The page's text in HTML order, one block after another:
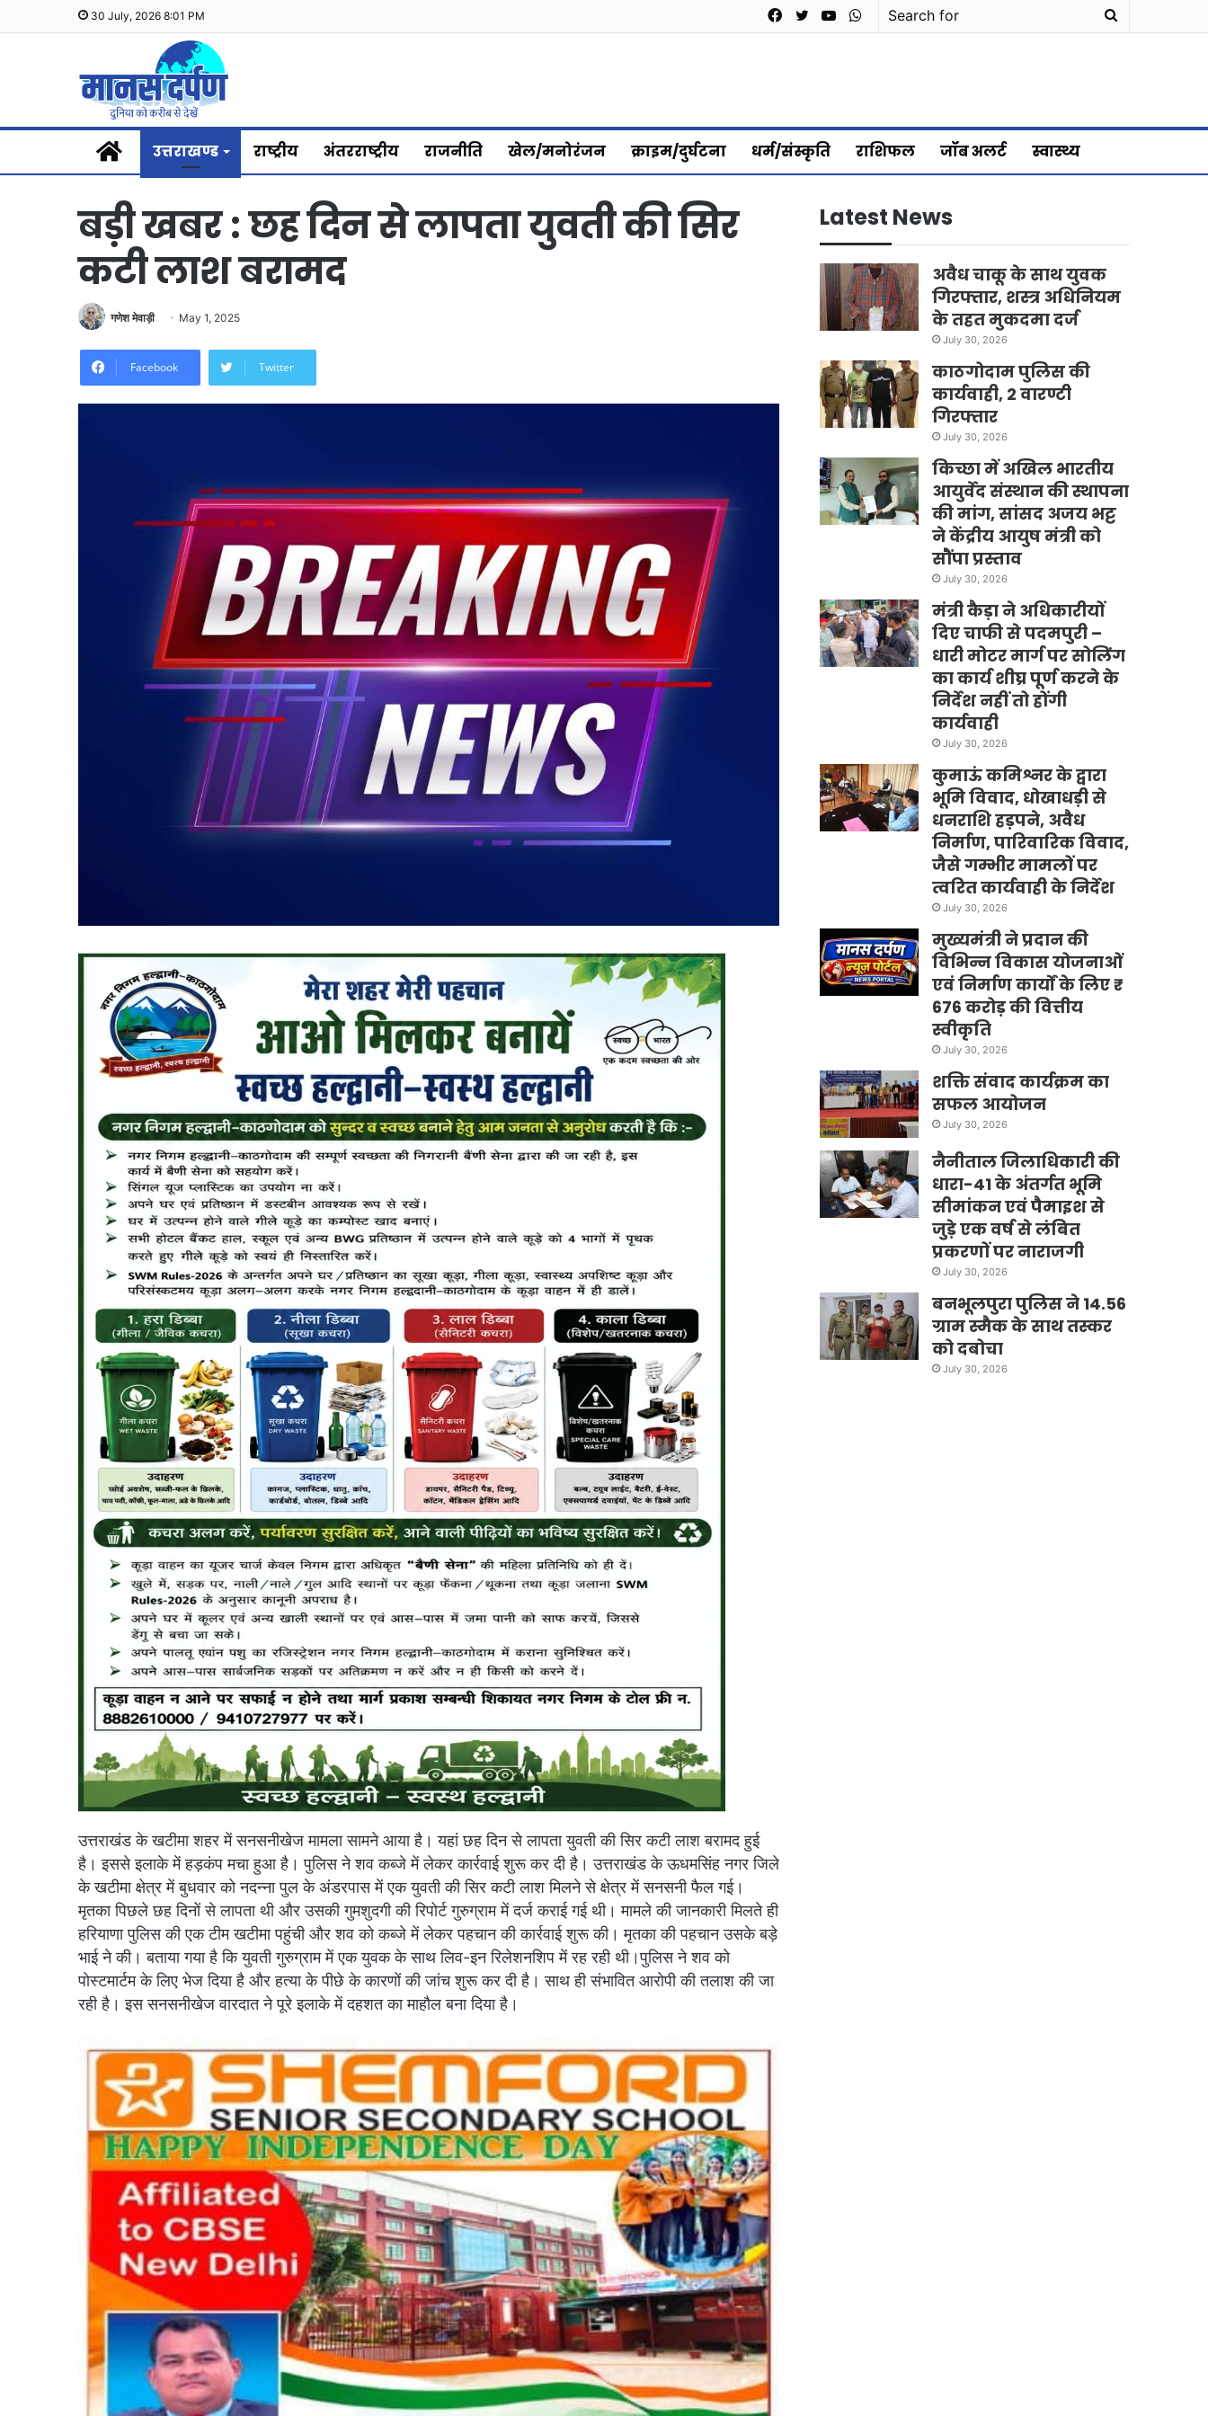
30 July, 2026 8:01 PM
Search
WhatsApp
YouTube
Twitter
Facebook
Homeउत्तराखण्ड राष्ट्रीय अंतरराष्ट्रीय राजनीति खेल/मनोरंजन क्राइम/दुर्घटना धर्म/संस्कृति राशिफल जॉब अलर्ट स्वास्थ्य
बड़ी खबर : छह दिन से लापता युवती की सिर
कटी लाश बरामद
गणेश मेवाड़ी May 1, 2025
Facebook Twitter
उत्तराखंड के खटीमा शहर में सनसनीखेज मामला सामने आया है। यहां छह दिन से लापता युवती की सिर कटी लाश बरामद हुई
है। इससे इलाके में हड़कंप मचा हुआ है। पुलिस ने शव कब्जे में लेकर कार्रवाई शुरू कर दी है। उत्तराखंड के ऊधमसिंह नगर जिले
के खटीमा क्षेत्र में बुधवार को नदन्ना पुल के अंडरपास में एक युवती की सिर कटी लाश मिलने से क्षेत्र में सनसनी फैल गई।
मृतका पिछले छह दिनों से लापता थी और उसकी गुमशुदगी की रिपोर्ट गुरुग्राम में दर्ज कराई गई थी। मामले की जानकारी मिलते ही
हरियाणा पुलिस की एक टीम खटीमा पहुंची और शव को कब्जे में लेकर पहचान की कार्रवाई शुरू की। मृतका की पहचान उसके बड़े
भाई ने की। बताया गया है कि युवती गुरुग्राम में एक युवक के साथ लिव-इन रिलेशनशिप में रह रही थी।पुलिस ने शव को
पोस्टमार्टम के लिए भेज दिया है और हत्या के पीछे के कारणों की जांच शुरू कर दी है। साथ ही संभावित आरोपी की तलाश की जा
रही है। इस सनसनीखेज वारदात ने पूरे इलाके में दहशत का माहौल बना दिया है।
Latest News
अवैध चाकू के साथ युवक
गिरफ्तार, शस्त्र अधिनियम
के तहत मुकदमा दर्ज
July 30, 2026
काठगोदाम पुलिस की
कार्यवाही, 2 वारण्टी
गिरफ्तार
July 30, 2026
किच्छा में अखिल भारतीय
आयुर्वेद संस्थान की स्थापना
की मांग, सांसद अजय भट्ट
ने केंद्रीय आयुष मंत्री को
सौंपा प्रस्ताव
July 30, 2026
मंत्री कैड़ा ने अधिकारीयों
दिए चाफी से पदमपुरी –
धारी मोटर मार्ग पर सोलिंग
का कार्य शीघ्र पूर्ण करने के
निर्देश नहीं तो होंगी
कार्यवाही
July 30, 2026
कुमाऊं कमिश्नर के द्वारा
भूमि विवाद, धोखाधड़ी से
धनराशि हड़पने, अवैध
निर्माण, पारिवारिक विवाद,
जैसे गम्भीर मामलों पर
त्वरित कार्यवाही के निर्देश
July 30, 2026
मुख्यमंत्री ने प्रदान की
विभिन्न विकास योजनाओं
एवं निर्माण कार्यों के लिए ₹
676 करोड़ की वित्तीय
स्वीकृति
July 30, 2026
शक्ति संवाद कार्यक्रम का
सफल आयोजन
July 30, 2026
नैनीताल जिलाधिकारी की
धारा-41 के अंतर्गत भूमि
सीमांकन एवं पैमाइश से
जुड़े एक वर्ष से लंबित
प्रकरणों पर नाराजगी
July 30, 2026
बनभूलपुरा पुलिस ने 14.56
ग्राम स्मैक के साथ तस्कर
को दबोचा
July 30, 2026